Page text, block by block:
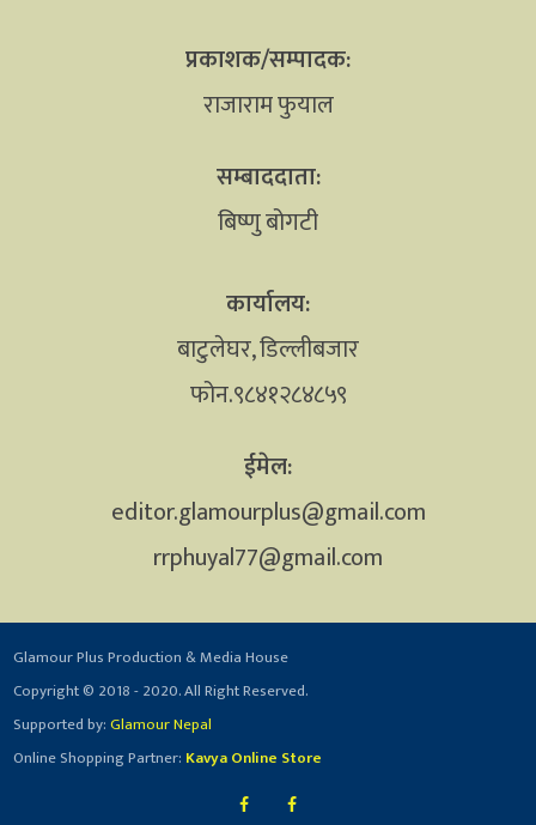
प्रकाशक/सम्पादक:
राजाराम फुयाल
सम्बाददाता:
बिष्णु बोगटी
कार्यालय:
बाटुलेघर, डिल्लीबजार
फोन.९८४१२८४८५९
ईमेल:
editor.glamourplus@gmail.com
rrphuyal77@gmail.com
Glamour Plus Production & Media House
Copyright © 2018 - 2020. All Right Reserved.
Supported by:Glamour Nepal
Online Shopping Partner: Kavya Online Store